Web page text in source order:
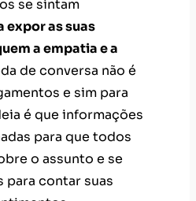
se sintam
as suas
a empatia e a
de conversa não é
e sim para
é que informações
para que todos
o assunto e se
contar suas